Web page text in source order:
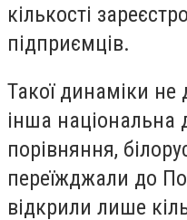
кількості
підприємців.
Такої динаміки
інша національна
порівняння,
переїжджали до
відкрили лише